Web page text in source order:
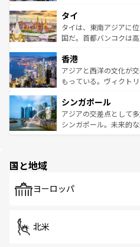
リティに包まれながら
わっ
覧を参照してほしい。
急速な発展と共に伝統
ーチミン市のフランス
醸し出している。また
とつ。フォーやバイン
ひ現地で味わいたい。
が旅行者を迎えてくれ
参照してほしい。
タイ
タイは、東南アジアに
国だ。首都バンコクは
の活気が交差している
帯で自然と触れ合い、
いビーチでリゾート気
激する。気候は一年中
が待っている。親しみ
た文化、そして多様な
香港
アジアと西洋の文化が
もっている。ヴィクト
み、どこを訪れても感
ており、効率よく見ど
うな絶景から文化的な
シンガポール
アジアの交差点として
シンガポール。未来的
で、ホーカーズは地元
国と地域
ヨーロッパ
北米